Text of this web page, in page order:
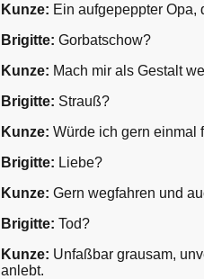
Kunze: Ein aufgepeppter Opa,
Brigitte: Gorbatschow?
Kunze: Mach mir als Gestalt
Brigitte: Strauß?
Kunze: Würde ich gern einmal
Brigitte: Liebe?
Kunze: Gern wegfahren und
Brigitte: Tod?
Kunze: Unfaßbar grausam,
anlebt.